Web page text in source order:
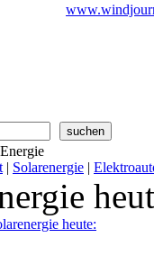
| Solarenergie |
heute: